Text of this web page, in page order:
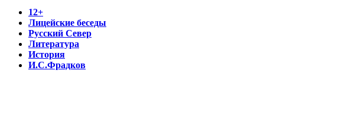
12+
Лицейские беседы
Русский Север
Литература
История
И.С.Фрадков